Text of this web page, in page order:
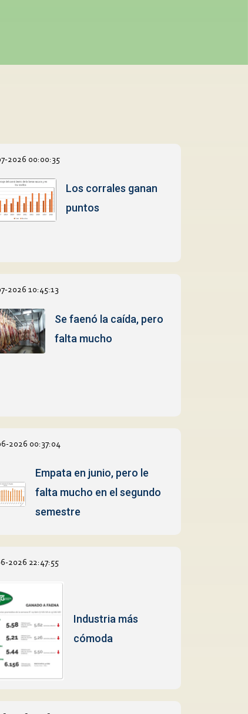
2026 00:00:35
Los corrales ganan
puntos
2026 10:45:13
Se faenó la caída, pero
falta mucho
2026 00:37:04
Empata en junio, pero le
falta mucho en el segundo
semestre
2026 22:47:55
Industria más
cómoda